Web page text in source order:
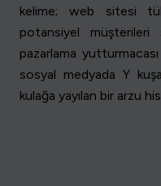
kelime; web sitesi
potansiyel müşterileri
pazarlama
sosyal medyada Y
kulağa yayılan bir arzu